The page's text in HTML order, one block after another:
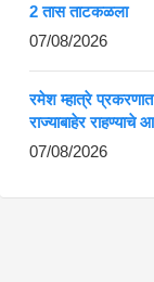
2 तास ताटकळला
07/08/2026
रमेश म्हात्रे
राज्याबाहेर
07/08/2026